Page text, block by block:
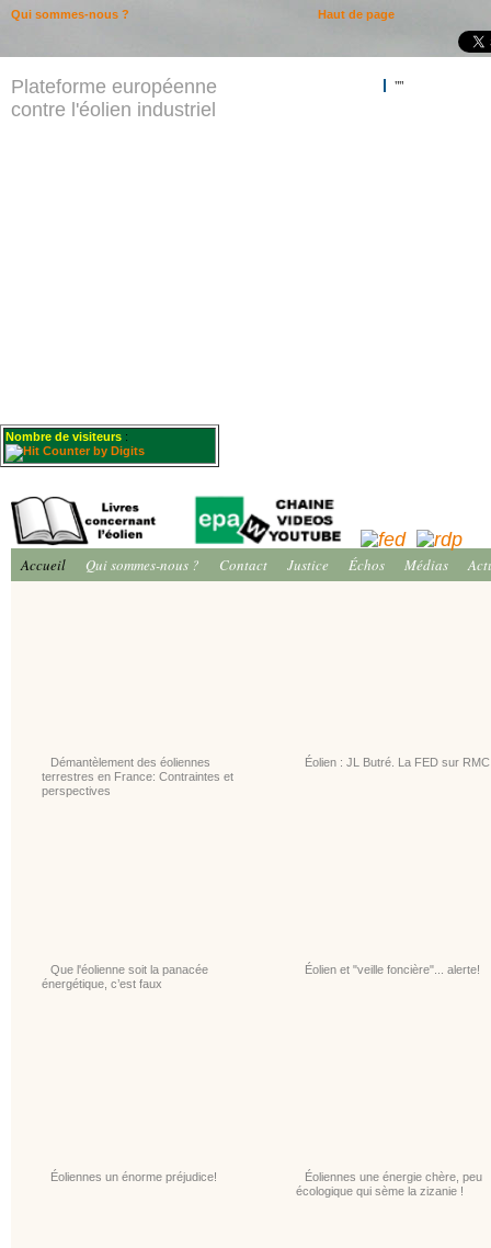
Plateforme européenne
contre l'éolien industriel
""
Nombre de visiteurs :
Accueil Qui sommes-nous ? Contact Justice Échos Médias
Démantèlement des éoliennes
terrestres en France: Contraintes et
perspectives
Éolien : JL Butré. La FED sur RMC
Que l'éolienne soit la panacée
énergétique, c’est faux
Éolien et "veille foncière"... alerte!
Éoliennes un énorme préjudice!
Éoliennes une énergie chère, peu
écologique qui sème la zizanie !
Haut de page
Qui sommes-nous ?